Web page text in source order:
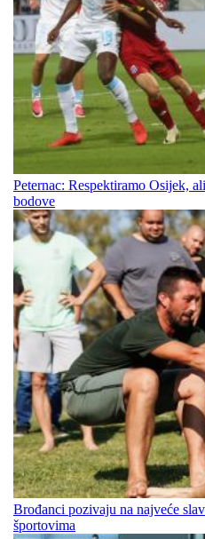
Peternac: Respektiramo Osijek,
bodove
Brođanci pozivaju na najveće
športovima